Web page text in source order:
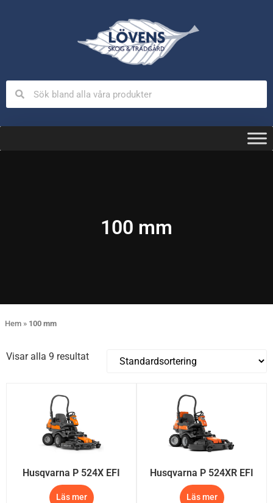
100 mm
Hem » 100 mm
Visar alla 9 resultat
Husqvarna P 524X EFI
Läs mer
Husqvarna P 524XR EFI
Läs mer